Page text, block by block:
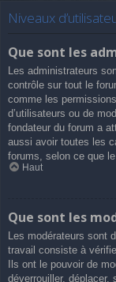
Niveaux
Que sont les
Les administrateurs
contrôle sur tout le
comme les
d’utilisateurs ou de
fondateur du forum a
aussi avoir toutes les
forums, selon ce que
Haut
Que sont les
Les modérateurs sont
travail consiste à
Ils ont le pouvoir de
déverrouiller, déplacer,